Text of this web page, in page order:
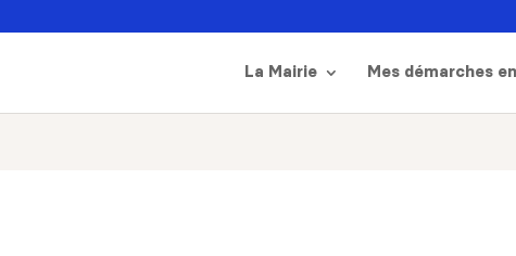
La Mairie Mes démarches